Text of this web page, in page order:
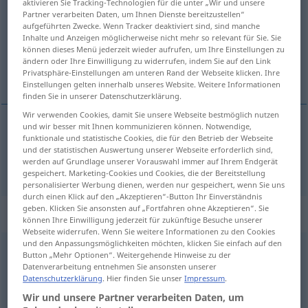
Übersicht aller Übersetzungen
(Für mehr Details die Übersetzung anklicken/antippen)
why
why warum
„Wa'rum“: Neutrum
warumn <Warums;keinpl>
Übersicht aller Übersetzungen
(Für mehr Details die Übersetzung anklicken/antippen)
aktivieren Sie Tracking-Technologien für die unter „Wir und unsere
Partner verarbeiten Daten, um Ihnen Dienste bereitzustellen“
aufgeführten Zwecke. Wenn Tracker deaktiviert sind, sind manche
Inhalte und Anzeigen möglicherweise nicht mehr so relevant für Sie. Sie
können dieses Menü jederzeit wieder aufrufen, um Ihre Einstellungen zu
ändern oder Ihre Einwilligung zu widerrufen, indem Sie auf den Link
Privatsphäre-Einstellungen am unteren Rand der Webseite klicken. Ihre
Einstellungen gelten innerhalb unseres Website. Weitere Informationen
finden Sie in unserer Datenschutzerklärung.
Wir verwenden Cookies, damit Sie unsere Webseite bestmöglich nutzen
und wir besser mit Ihnen kommunizieren können. Notwendige,
funktionale und statistische Cookies, die für den Betrieb der Webseite
und der statistischen Auswertung unserer Webseite erforderlich sind,
werden auf Grundlage unserer Vorauswahl immer auf Ihrem Endgerät
gespeichert. Marketing-Cookies und Cookies, die der Bereitstellung
personalisierter Werbung dienen, werden nur gespeichert, wenn Sie uns
durch einen Klick auf den „Akzeptieren“-Button Ihr Einverständnis
geben. Klicken Sie ansonsten auf „Fortfahren ohne Akzeptieren“. Sie
können Ihre Einwilligung jederzeit für zukünftige Besuche unserer
Webseite widerrufen. Wenn Sie weitere Informationen zu den Cookies
und den Anpassungsmöglichkeiten möchten, klicken Sie einfach auf den
Button „Mehr Optionen“. Weitergehende Hinweise zu der
Datenverarbeitung entnehmen Sie ansonsten unserer
Datenschutzerklärung. Hier finden Sie unserImpressum.
Wir und unsere Partner verarbeiten Daten, um